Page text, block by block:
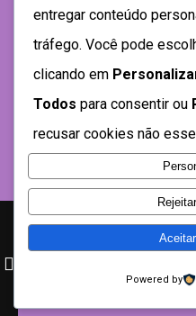
entregar conteúdo
tráfego. Você pode
clicando em
Todos para consentir ou
recusar cookies não
Powered by